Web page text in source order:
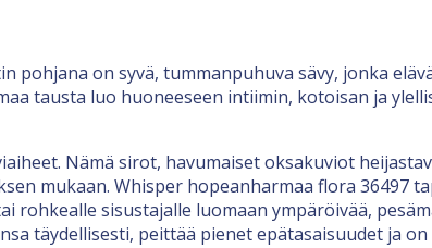
on syvä, tummanpuhuva sävy, jonka
tausta luo huoneeseen intiimin, kotoisan ja
Nämä sirot, havumaiset oksakuviot
mukaan. Whisper hopeanharmaa flora 36497
sisustajalle luomaan ympäröivää,
täydellisesti, peittää pienet epätasaisuudet ja